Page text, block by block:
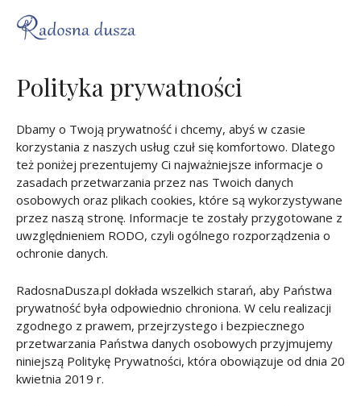
Polityka prywatności
Dbamy o Twoją prywatność i chcemy, abyś w czasie
korzystania z naszych usług czuł się komfortowo. Dlatego
też poniżej prezentujemy Ci najważniejsze informacje o
zasadach przetwarzania przez nas Twoich danych
osobowych oraz plikach cookies, które są wykorzystywane
przez naszą stronę. Informacje te zostały przygotowane z
uwzględnieniem RODO, czyli ogólnego rozporządzenia o
ochronie danych.
RadosnaDusza.pl dokłada wszelkich starań, aby Państwa
prywatność była odpowiednio chroniona. W celu realizacji
zgodnego z prawem, przejrzystego i bezpiecznego
przetwarzania Państwa danych osobowych przyjmujemy
niniejszą Politykę Prywatności, która obowiązuje od dnia 20
kwietnia 2019 r.